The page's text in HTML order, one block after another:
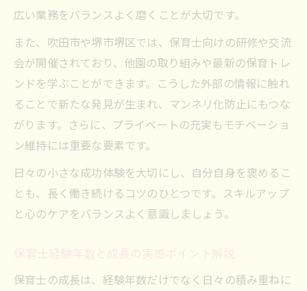
広い業務をバランスよく磨くことが大切です。
また、吹田市や堺市堺区では、保育士向けの研修や交流
会が開催されており、他園の取り組みや最新の保育トレ
ンドを学ぶことができます。こうした外部の情報に触れ
ることで新たな発見が生まれ、マンネリ化防止にもつな
がります。さらに、プライベートの充実もモチベーショ
ン維持には重要な要素です。
日々の小さな成功体験を大切にし、自分自身を褒めるこ
とも、長く働き続けるコツのひとつです。スキルアップ
と心のケアをバランスよく意識しましょう。
保育士経験年数と成長の実感ポイント解説
保育士の成長は、経験年数だけでなく日々の積み重ねに